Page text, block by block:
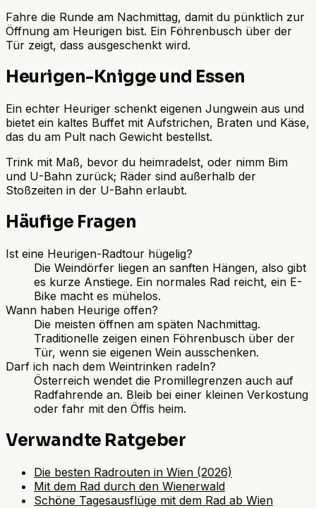
Fahre die Runde am Nachmittag, damit du pünktlich zur
Öffnung am Heurigen bist. Ein Föhrenbusch über der
Tür zeigt, dass ausgeschenkt wird.
Heurigen-Knigge und Essen
Ein echter Heuriger schenkt eigenen Jungwein aus und
bietet ein kaltes Buffet mit Aufstrichen, Braten und Käse,
das du am Pult nach Gewicht bestellst.
Trink mit Maß, bevor du heimradelst, oder nimm Bim
und U-Bahn zurück; Räder sind außerhalb der
Stoßzeiten in der U-Bahn erlaubt.
Häufige Fragen
Ist eine Heurigen-Radtour hügelig?
Die Weindörfer liegen an sanften Hängen, also gibt
es kurze Anstiege. Ein normales Rad reicht, ein E-
Bike macht es mühelos.
Wann haben Heurige offen?
Die meisten öffnen am späten Nachmittag.
Traditionelle zeigen einen Föhrenbusch über der
Tür, wenn sie eigenen Wein ausschenken.
Darf ich nach dem Weintrinken radeln?
Österreich wendet die Promillegrenzen auch auf
Radfahrende an. Bleib bei einer kleinen Verkostung
oder fahr mit den Öffis heim.
Verwandte Ratgeber
Die besten Radrouten in Wien (2026)
Mit dem Rad durch den Wienerwald
Schöne Tagesausflüge mit dem Rad ab Wien